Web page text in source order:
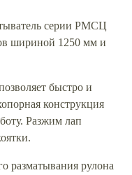
серии РМСЦ
шириной 1250 мм и
быстро и
конструкция
Разжим лап
разматывания рулона